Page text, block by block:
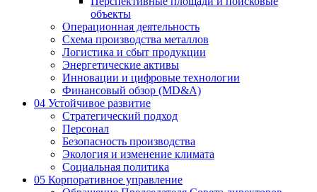
объекты
Операционная деятельность
Схема производства металлов
Логистика и сбыт продукции
Энергетические активы
Инновации и цифровые технологии
Финансовый обзор (MD&A)
04 Устойчивое развитие
Стратегический подход
Персонал
Безопасность производства
Экология и изменение климата
Социальная политика
05 Корпоративное управление